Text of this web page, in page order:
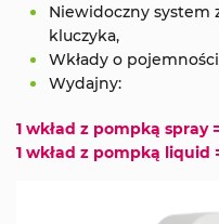
Niewidoczny system
kluczyka,
Wkłady o
Wydajny:
1 wkład z pompką spray
1 wkład z pompką liquid